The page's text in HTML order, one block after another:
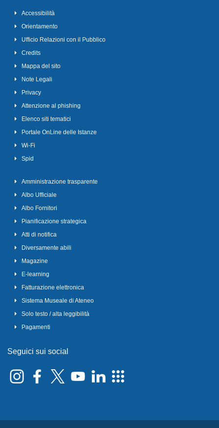
Accessibilità
Orientamento
Ufficio Relazioni con il Pubblico
Credits
Mappa del sito
Note Legali
Privacy
Attenzione al phishing
Elenco siti tematici
Portale OnLine delle Istanze
Wi-Fi
Spid
Amministrazione trasparente
Albo Ufficiale
Albo Fornitori
Pianificazione strategica
Atti di notifica
Diversamente abili
Magazine
E-learning
Fatturazione elettronica
Sistema Museale di Ateneo
Solo testo / alta leggibilità
Pagamenti
Seguici sui social